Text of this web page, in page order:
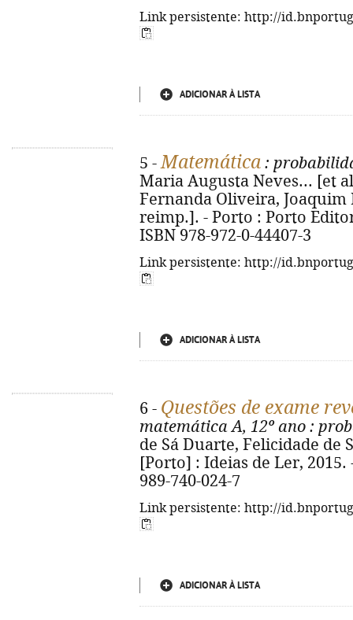
Link persistente: http://
ADICIONAR À LISTA
5 -Matemática :
Maria Augusta Neves... [et
Fernanda Oliveira, Joaquim
reimp.]. - Porto : Porto
ISBN 978-972-0-44407-3
Link persistente: http://
ADICIONAR À LISTA
6 - Questões de exame
matemática A, 12º ano :
de Sá Duarte, Felicidade de
[Porto] : Ideias de Ler, 2015.
989-740-024-7
Link persistente: http://
ADICIONAR À LISTA